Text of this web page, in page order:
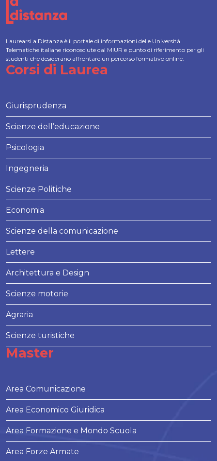
Laurearsi a Distanza è il portale di informazioni delle Università
Telematiche italiane riconosciute dal MIUR e punto di riferimento per gli
studenti che desiderano affrontare un percorso formativo online.
Corsi di Laurea
Giurisprudenza
Scienze dell’educazione
Psicologia
Ingegneria
Scienze Politiche
Economia
Scienze della comunicazione
Lettere
Architettura e Design
Scienze motorie
Agraria
Scienze turistiche
Master
Area Comunicazione
Area Economico Giuridica
Area Formazione e Mondo Scuola
Area Forze Armate